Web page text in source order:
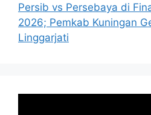
Persib vs Persebaya di
2026; Pemkab Kuningan
Linggarjati